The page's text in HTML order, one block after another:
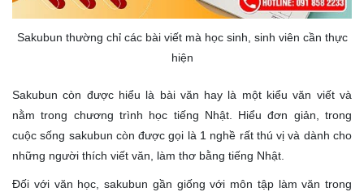
Sakubun thường chỉ các bài viết mà học sinh, sinh viên cần thực
hiện
Sakubun còn được hiểu là bài văn hay là một kiểu văn viết và
nằm trong chương trình học tiếng Nhật. Hiểu đơn giản, trong
cuộc sống sakubun còn được gọi là 1 nghề rất thú vị và dành cho
những người thích viết văn, làm thơ bằng tiếng Nhật.
Đối với văn học, sakubun gần giống với môn tập làm văn trong